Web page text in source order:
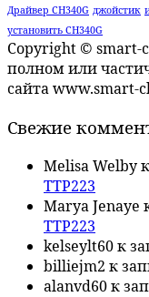
Драйвер CH340G джойстик
установить CH340G
Copyright ©
полном или
сайта www.smart-
Свежие
Melisa Welby
TTP223
Marya Jenaye
TTP223
kelseylt60к
billiejm2 к
alanvd60к